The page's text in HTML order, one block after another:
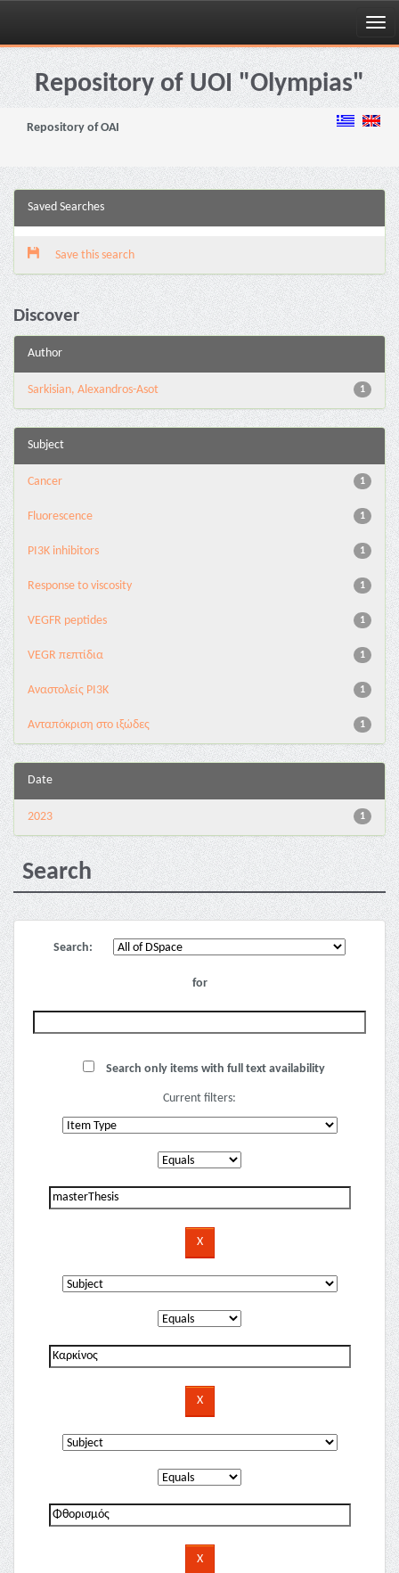
Skip
navigationRepository of UOI "Olympias"
Repository of OAI
Saved Searches
Save this search
Discover
Author
1
Sarkisian, Alexandros-Asot
Subject
1
Cancer
1
Fluorescence
1
PI3K inhibitors
1
Response to viscosity
1
VEGFR peptides
1
VEGR πεπτίδια
1
Αναστολείς PI3K
1
Ανταπόκριση στο ιξώδες
Date
1
2023
Search
Search:
for
Search only items with full text availability
Current filters: